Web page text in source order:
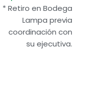
* Retiro en Bodega
Lampa previa
coordinación con
su ejecutiva.